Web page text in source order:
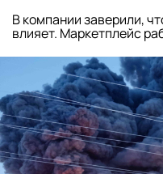
В компании заверили,
влияет. Маркетплейс